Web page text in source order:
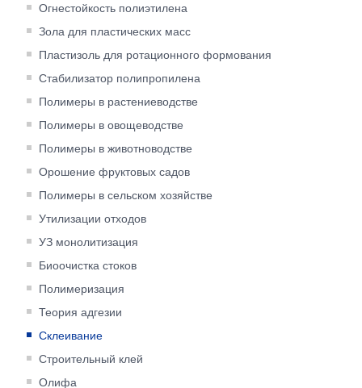
Огнестойкость полиэтилена
Зола для пластических масс
Пластизоль для ротационного формования
Cтабилизатор полипропилена
Полимеры в растениеводстве
Полимеры в овощеводстве
Полимеры в животноводстве
Орошение фруктовых садов
Полимеры в сельском хозяйстве
Утилизации отходов
УЗ монолитизация
Биоочистка стоков
Полимеризация
Теория адгезии
Склеивание
Строительный клей
Олифа